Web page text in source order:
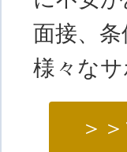
面接、
様々なサ
＞